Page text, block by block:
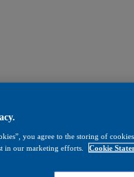
you agree to the storing of
in our marketing efforts.
Cookie